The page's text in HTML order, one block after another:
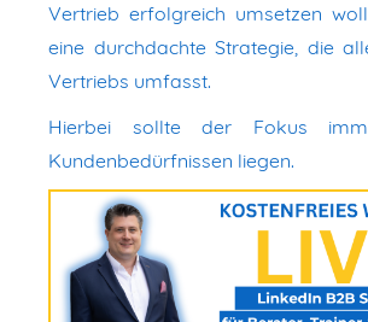
Vertrieb erfolgreich umsetzen
eine durchdachte Strategie, die
Vertriebs umfasst.
Hierbei sollte der Fokus
Kundenbedürfnissen liegen.